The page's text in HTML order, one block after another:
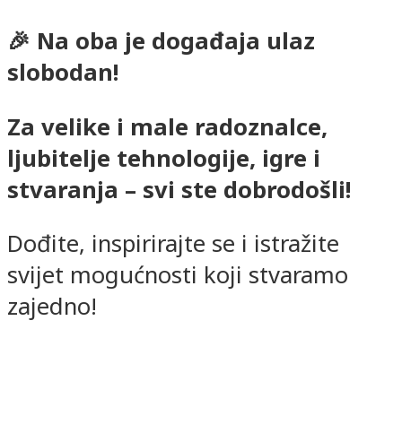
🎉 Na oba je događaja ulaz
slobodan!
Za velike i male radoznalce,
ljubitelje tehnologije, igre i
stvaranja – svi ste dobrodošli!
Dođite, inspirirajte se i istražite
svijet mogućnosti koji stvaramo
zajedno!